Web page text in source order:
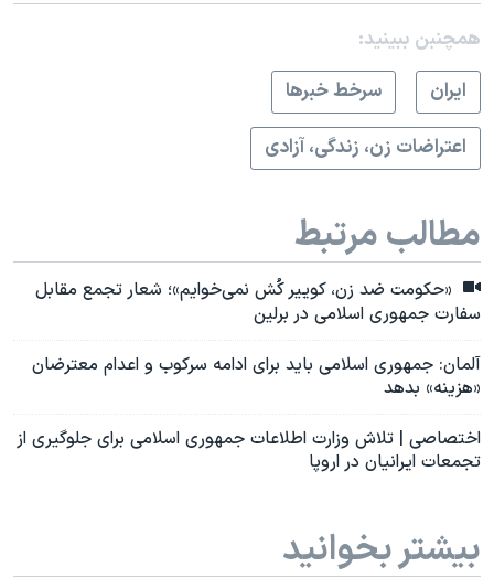
همچنبن ببینید:
ايران
سرخط خبرها
اعتراضات زن، زندگی، آزادی
مطالب مرتبط
«حکومت ضد زن، کوییر کُش نمی‌خوایم»؛ شعار تجمع مقابل
سفارت جمهوری اسلامی در برلین
آلمان: جمهوری اسلامی باید برای ادامه سرکوب و اعدام‌ معترضان
«هزینه» بدهد
اختصاصی | تلاش وزارت اطلاعات جمهوری اسلامی برای جلوگیری از
تجمعات ایرانیان در اروپا
بیشتر بخوانید